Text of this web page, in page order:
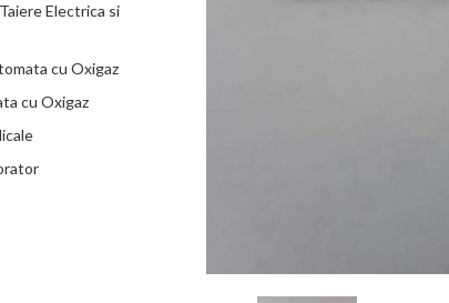
Electrica si
cu Oxigaz
cu Oxigaz